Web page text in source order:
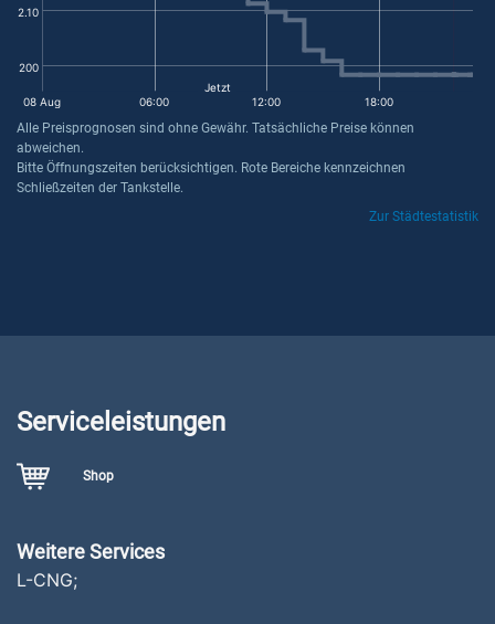
200
2.10
08 Aug 06:00 12:00 18:00
Jetzt
Alle Preisprognosen sind ohne Gewähr. Tatsächliche Preise können
abweichen.
Bitte Öffnungszeiten berücksichtigen. Rote Bereiche kennzeichnen
Schließzeiten der Tankstelle.
Zur Städtestatistik
Serviceleistungen
Shop
Weitere Services
L-CNG;